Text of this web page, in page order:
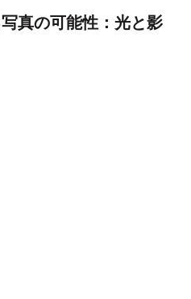
真の可能性：光と影